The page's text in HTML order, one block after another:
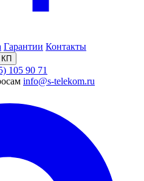
Гарантии Контакты
105 90 71
info@s-telekom.ru